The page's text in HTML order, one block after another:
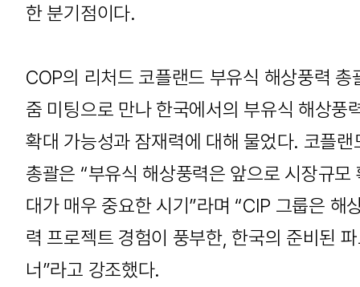
한 분기점이다.
COP의 리처드 코플랜드 부유식 해상풍력 총
줌 미팅으로 만나 한국에서의 부유식 해상풍
확대 가능성과 잠재력에 대해 물었다. 코플랜
총괄은 “부유식 해상풍력은 앞으로 시장규모
대가 매우 중요한 시기”라며 “CIP 그룹은 해
력 프로젝트 경험이 풍부한, 한국의 준비된
너”라고 강조했다.